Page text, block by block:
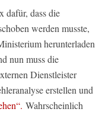
dafür, dass die
werden musste,
herunterladen
nun muss die
Dienstleister
erstellen und
Wahrscheinlich